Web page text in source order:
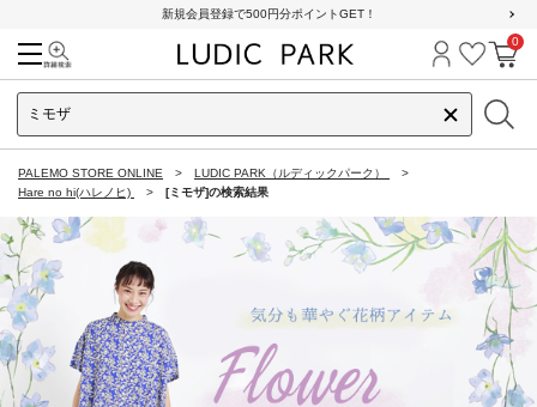
新規会員登録で500円分ポイントGET！
ログイン
お気に
カ
0
PALEMO STORE ONLINE
LUDIC PARK（ルディックパーク）
Hare no hi(ハレノヒ)
[ミモザ]の検索結果